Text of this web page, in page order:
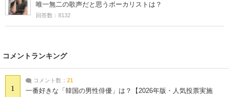
唯一無二の歌声だと思うボーカリストは？
回答数：8132
コメントランキング
1
コメント数： 21
一番好きな「韓国の男性俳優」は？【2026年版・人気投票実施